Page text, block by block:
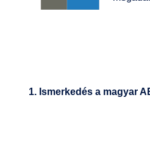
1. Ismerkedés a magyar